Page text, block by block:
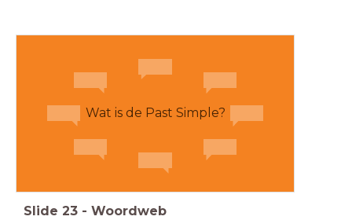
Wat is de Past Simple?
Slide 23 - Woordweb